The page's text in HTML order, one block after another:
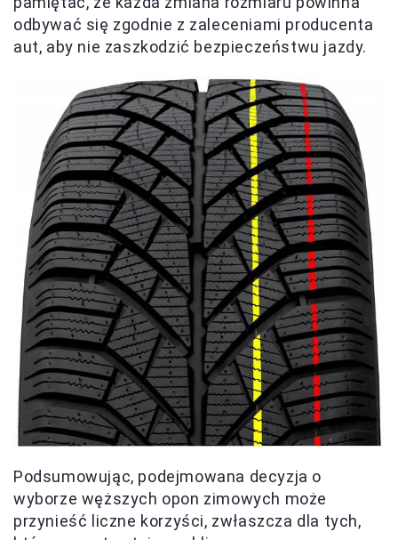
odbywać się zgodnie z zaleceniami producenta
aut, aby nie zaszkodzić bezpieczeństwu jazdy.
Podsumowując, podejmowana decyzja o
wyborze węższych opon zimowych może
przynieść liczne korzyści, zwłaszcza dla tych,